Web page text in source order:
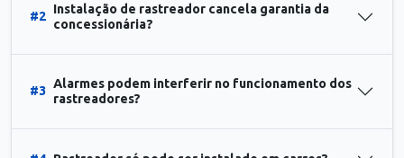
#2
Instalação de rastreador cancela garantia da
concessionária?
#3
Alarmes podem interferir no funcionamento dos
rastreadores?